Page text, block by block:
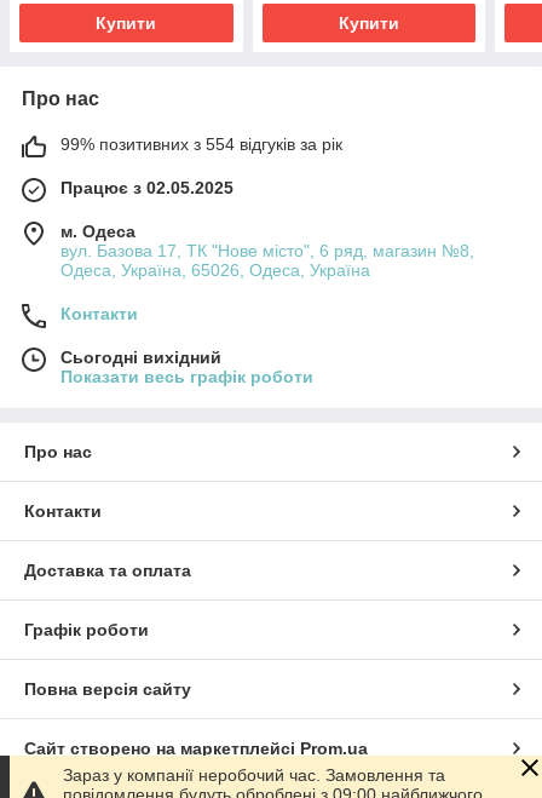
Купити Купити
Про нас
99% позитивних з 554 відгуків за рік
Працює з 02.05.2025
м. Одеса
вул. Базова 17, ТК "Нове місто", 6 ряд, магазин №8,
Одеса, Україна, 65026, Одеса, Україна
Контакти
Сьогодні вихідний
Показати весь графік роботи
Про нас
Контакти
Доставка та оплата
Графік роботи
Повна версія сайту
Сайт створено на маркетплейсі Prom.ua
Зараз у компанії неробочий час. Замовлення та